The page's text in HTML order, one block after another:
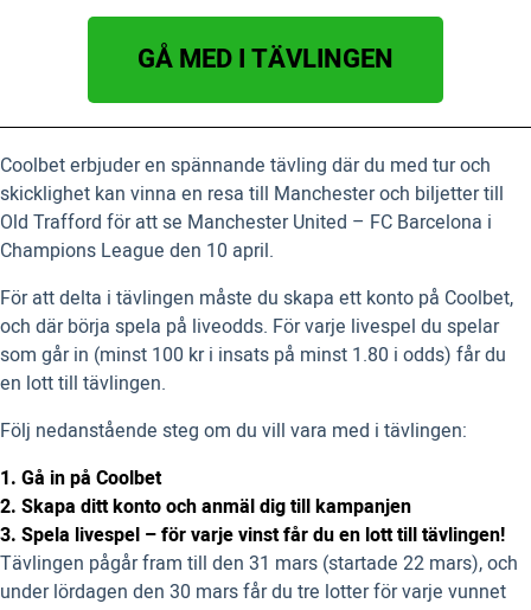
GÅ MED I TÄVLINGEN
Coolbet erbjuder en spännande tävling där du med tur och
skicklighet kan vinna en resa till Manchester och biljetter till
Old Trafford för att se Manchester United – FC Barcelona i
Champions League den 10 april.
För att delta i tävlingen måste du skapa ett konto på Coolbet,
och där börja spela på liveodds. För varje livespel du spelar
som går in (minst 100 kr i insats på minst 1.80 i odds) får du
en lott till tävlingen.
Följ nedanstående steg om du vill vara med i tävlingen:
1. Gå in på Coolbet
2. Skapa ditt konto och anmäl dig till kampanjen
3. Spela livespel – för varje vinst får du en lott till tävlingen!
Tävlingen pågår fram till den 31 mars (startade 22 mars), och
under lördagen den 30 mars får du tre lotter för varje vunnet